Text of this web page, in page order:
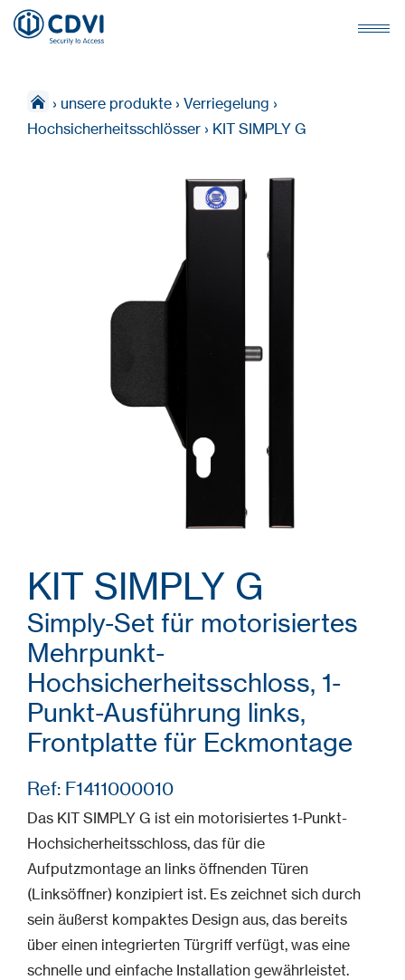
› unsere produkte › Verriegelung ›
Hochsicherheitsschlösser › KIT SIMPLY G
KIT SIMPLY G
Simply-Set für motorisiertes
Mehrpunkt-
Hochsicherheitsschloss, 1-
Punkt-Ausführung links,
Frontplatte für Eckmontage
Ref: F1411000010
Das KIT SIMPLY G ist ein motorisiertes 1-Punkt-
Hochsicherheitsschloss, das für die
Aufputzmontage an links öffnenden Türen
(Linksöffner) konzipiert ist. Es zeichnet sich durch
sein äußerst kompaktes Design aus, das bereits
über einen integrierten Türgriff verfügt, was eine
schnelle und einfache Installation gewährleistet.